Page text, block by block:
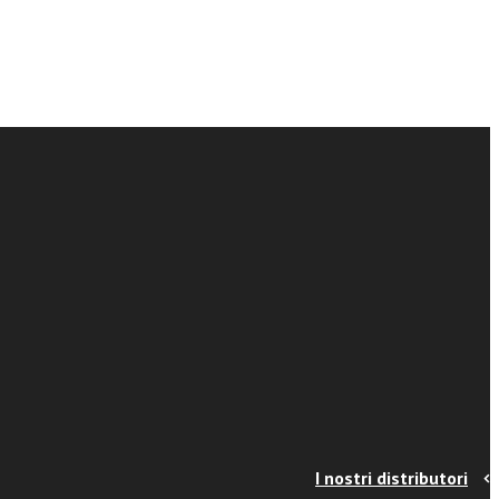
I nostri distributori